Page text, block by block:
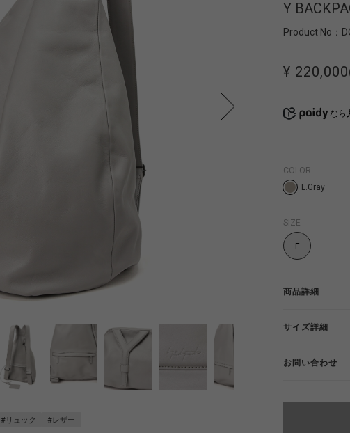
#リュック #レザー
Y
Product No：
¥ 220,000
なら
COLOR
L.Gray
SIZE
F
商品詳細
サイズ詳細
お問い合わせ